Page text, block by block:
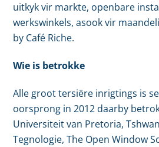
uitkyk vir markte, openbare
werkswinkels, asook vir
by Café Riche.
Wie is betrokke
Alle groot tersiëre inrigtings is
oorsprong in 2012 daarby
Universiteit van Pretoria,
Tegnologie, The Open Window